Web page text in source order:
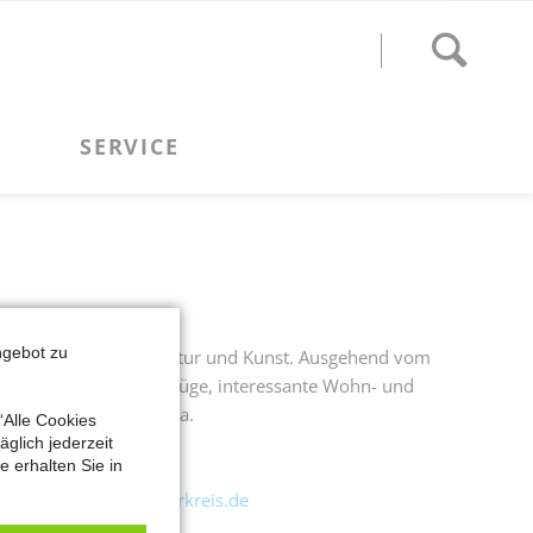
viel Kultur, Architektur und Kunst. Ausgehend vom
Straßenzüge, interessante Wohn- und
Gründgens u.v.a.
kulturkreis.de
zu
Cookies
jederzeit
erhalten Sie in